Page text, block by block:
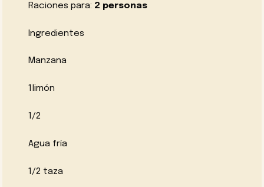
Raciones para: 2 personas
Ingredientes
Manzana
1limón
1/2
Agua fría
1/2 taza